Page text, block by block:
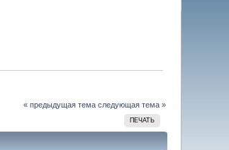
« предыдущая тема следующая тема »
ПЕЧАТЬ